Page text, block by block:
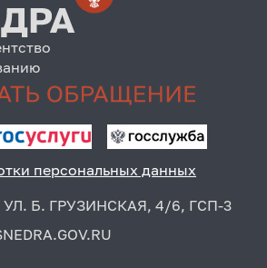
персональных данных
Б. ГРУЗИНСКАЯ, 4/6, ГСП-3